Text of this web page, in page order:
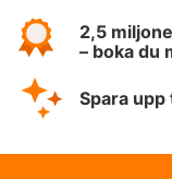
2,5
– boka du
Spara upp